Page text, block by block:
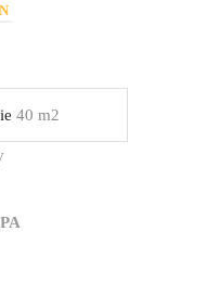
40 m2